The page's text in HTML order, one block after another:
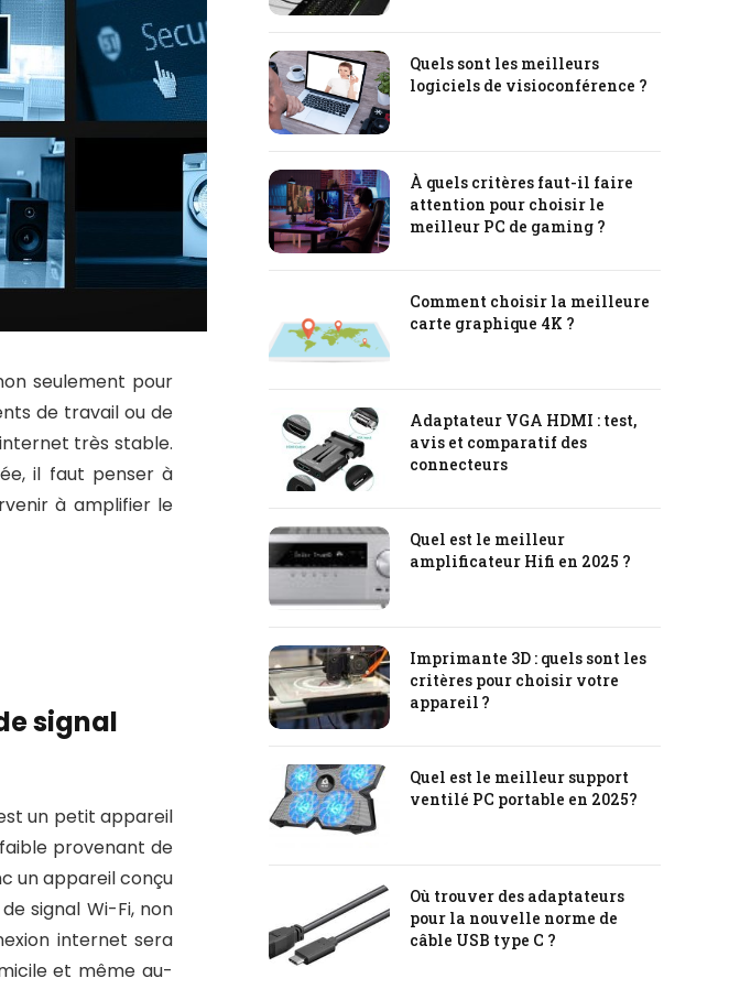
seulement pour
de travail ou de
très stable.
il faut penser à
à amplifier le
signal
un petit appareil
provenant de
un appareil conçu
signal Wi-Fi, non
internet sera
et même au-
Quels sont les meilleurs
logiciels de visioconférence ?
À quels critères faut-il faire
attention pour choisir le
meilleur PC de gaming ?
Comment choisir la meilleure
carte graphique 4K ?
Adaptateur VGA HDMI : test,
avis et comparatif des
connecteurs
Quel est le meilleur
amplificateur Hifi en 2025 ?
Imprimante 3D : quels sont les
critères pour choisir votre
appareil ?
Quel est le meilleur support
ventilé PC portable en 2025?
Où trouver des adaptateurs
pour la nouvelle norme de
câble USB type C ?